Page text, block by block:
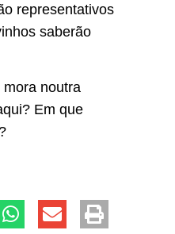
representativos
saberão
noutra
Em que